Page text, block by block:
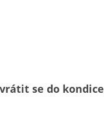
se do kondice